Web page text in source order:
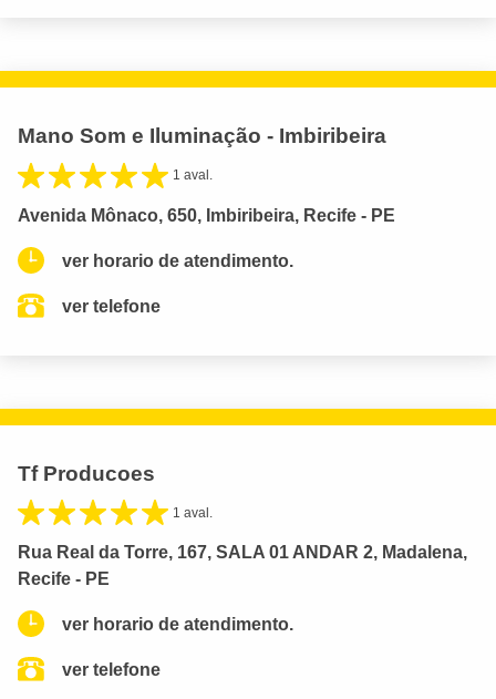
Mano Som e Iluminação - Imbiribeira
1 aval.
Avenida Mônaco, 650, Imbiribeira, Recife - PE
ver horario de atendimento.
ver telefone
Tf Producoes
1 aval.
Rua Real da Torre, 167, SALA 01 ANDAR 2, Madalena,
Recife - PE
ver horario de atendimento.
ver telefone